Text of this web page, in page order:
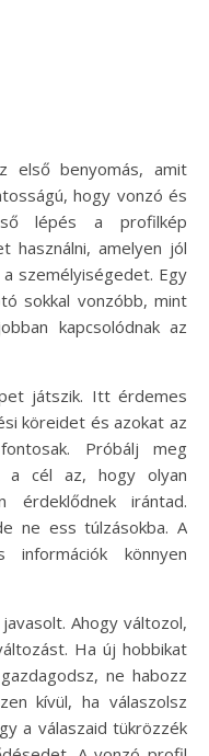
első benyomás, amit
hogy vonzó és
lépés a profilkép
használni, amelyen jól
személyiségedet. Egy
sokkal vonzóbb, mint
kapcsolódnak az
játszik. Itt érdemes
köreidet és azokat az
Próbálj meg
a cél az, hogy olyan
érdeklődnek irántad.
ne ess túlzásokba. A
könnyen
Ahogy változol,
Ha új hobbikat
ne habozz
kívül, ha válaszolsz
a válaszaid tükrözzék